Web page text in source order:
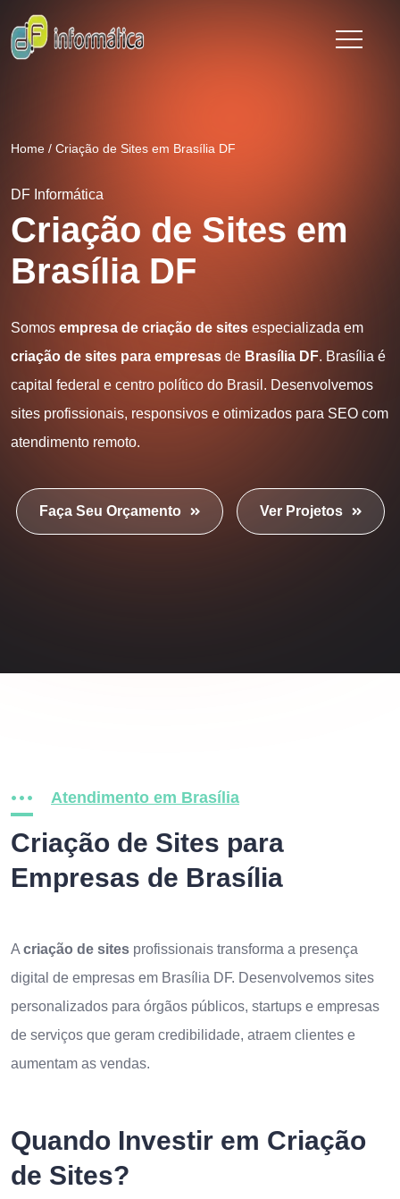
Home / Criação de Sites em Brasília DF
DF Informática
Criação de Sites em
Brasília DF
Somos empresa de criação de sites especializada em
criação de sites para empresas de Brasília DF. Brasília é
capital federal e centro político do Brasil. Desenvolvemos
sites profissionais, responsivos e otimizados para SEO com
atendimento remoto.
Faça Seu Orçamento Ver Projetos
Atendimento em Brasília
Criação de Sites para
Empresas de Brasília
A criação de sites profissionais transforma a presença
digital de empresas em Brasília DF. Desenvolvemos sites
personalizados para órgãos públicos, startups e empresas
de serviços que geram credibilidade, atraem clientes e
aumentam as vendas.
Quando Investir em Criação
de Sites?